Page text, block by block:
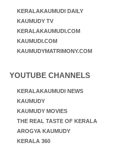
KERALAKAUMUDI DAILY
KAUMUDY TV
KERALAKAUMUDI.COM
KAUMUDI.COM
KAUMUDYMATRIMONY.COM
YOUTUBE CHANNELS
KERALAKAUMUDI NEWS
KAUMUDY
KAUMUDY MOVIES
THE REAL TASTE OF KERALA
AROGYA KAUMUDY
KERALA 360